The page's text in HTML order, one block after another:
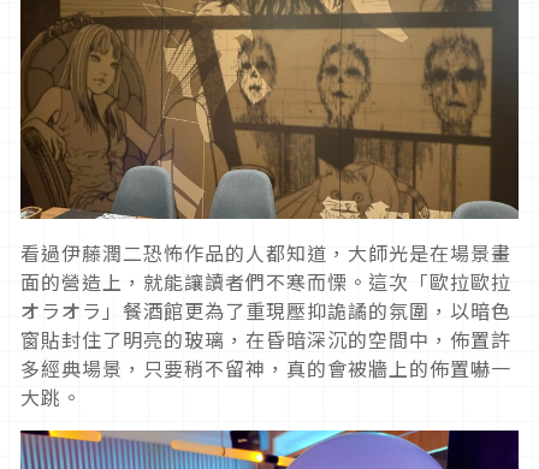
看過伊藤潤二恐怖作品的人都知道，大師光是在場景畫
面的營造上，就能讓讀者們不寒而慄。 這次「歐拉歐拉
オラオラ」餐酒館更為了重現壓抑詭譎的氛圍，以暗色
窗貼封住了明亮的玻璃，在昏暗深沉的空間中，佈置許
多經典場景，只要稍不留神，真的會被牆上的佈置嚇一
大跳。